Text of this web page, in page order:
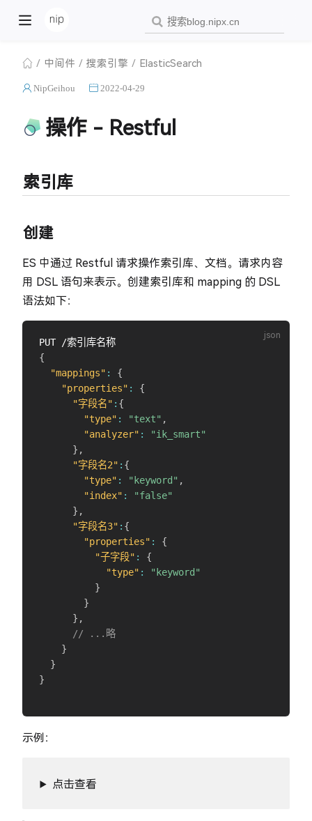
中间件 搜索引擎 ElasticSearch
NipGeihou 2022-04-29
操作 - Restful
索引库
创建
ES 中通过 Restful 请求操作索引库、文档。请求内容
用 DSL 语句来表示。创建索引库和 mapping 的 DSL
语法如下：
{
"mappings" :
{
"properties" :
{
"字段名" : {
"type" : "text" ,
"analyzer" :
"ik_smart"
} ,
"字段名2" : {
"type" : "keyword" ,
"index" :
"false"
} ,
"字段名3" : {
"properties" :
{
"子字段" :
{
"type" :
"keyword"
}
}
} ,
// ...略
}
}
}
示例：
点击查看